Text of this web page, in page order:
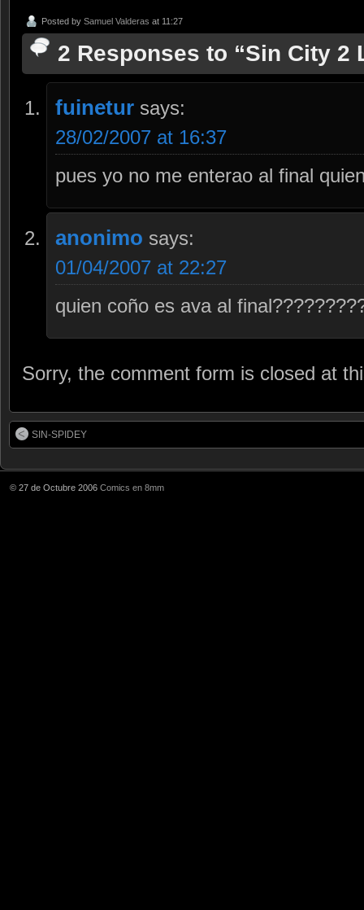
Posted by Samuel Valderas at 11:27
2 Responses to “Sin City 2
fuinetur says:
28/02/2007 at 16:37
pues yo no me enterao al final
anonimo says:
01/04/2007 at 22:27
quien coño es ava al
Sorry, the comment form is closed at
SIN-SPIDEY
© 27 de Octubre 2006 Comics en 8mm